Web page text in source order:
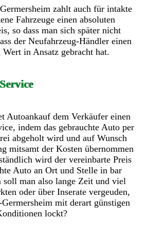
zahlt auch für intakte
Fahrzeuge einen absoluten
so dass man sich später nicht
der Neufahrzeug-Händler einen
in Ansatz gebracht hat.
Autoankauf dem Verkäufer einen
indem das gebrauchte Auto per
abgeholt wird und auf Wunsch
mitsamt der Kosten übernommen
wird der vereinbarte Preis
Auto an Ort und Stelle in bar
soll man also lange Zeit und viel
oder über Inserate vergeuden,
mit derart günstigen
lockt?